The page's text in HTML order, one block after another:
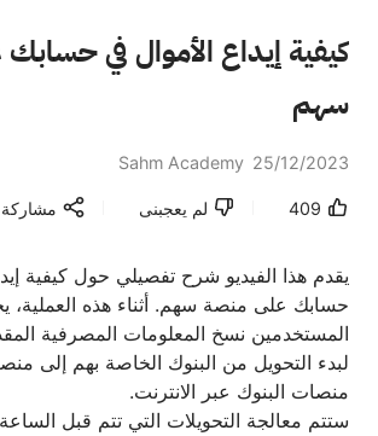
كيفية إيداع الأموال في
سهم
Sahm Academy 25/12/2023
409 لم يعجبنى مشاركة
يقدم هذا الفيديو شرح تفصيلي حول كيفية
حسابك على منصة سهم. أثناء هذه
المستخدمين نسخ المعلومات المصرفية
لبدء التحويل من البنوك الخاصة بهم إلى
منصات البنوك عبر الانترنت.